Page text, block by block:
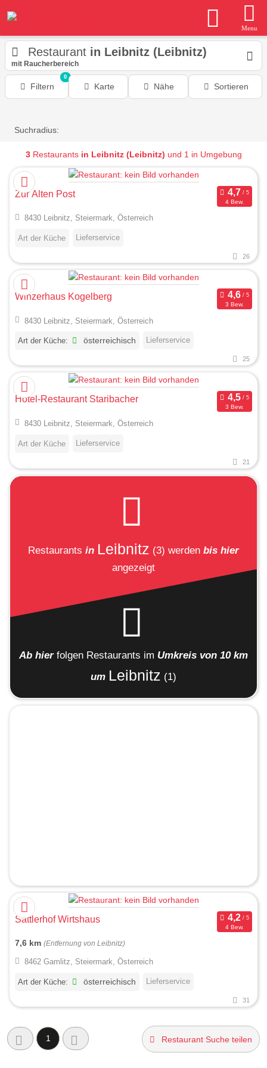
Menu
Restaurant in Leibnitz (Leibnitz)
mit Raucherbereich
Filtern
0
Karte Nähe Sortieren
Suchradius:
3Restaurants in Leibnitz (Leibnitz) und 1 in Umgebung
Zur Alten Post
4 Bew.
8430 Leibnitz, Steiermark, Österreich
Art der Küche Lieferservice
26
Winzerhaus Kogelberg
3 Bew.
8430 Leibnitz, Steiermark, Österreich
Art der Küche: österreichisch Lieferservice
25
Hotel-Restaurant Staribacher
3 Bew.
8430 Leibnitz, Steiermark, Österreich
Art der Küche Lieferservice
21
Restaurants in Leibnitz (3) werden bis hier
angezeigt
Ab hier folgen Restaurants im Umkreis von 10 km
um Leibnitz (1)
Sattlerhof Wirtshaus
4 Bew.
7,6 km (Entfernung von Leibnitz)
8462 Gamlitz, Steiermark, Österreich
Art der Küche: österreichisch Lieferservice
31
1 Restaurant Suche teilen